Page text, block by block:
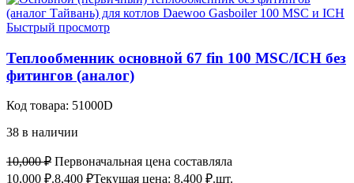
Быстрый просмотр
Теплообменник основной 67 fin 100 MSC/ICH без
фитингов (аналог)
Код товара: 51000D
38 в наличии
10,000₽ Первоначальная цена составляла
10,000 ₽.8,400 ₽Текущая цена: 8,400 ₽.шт.